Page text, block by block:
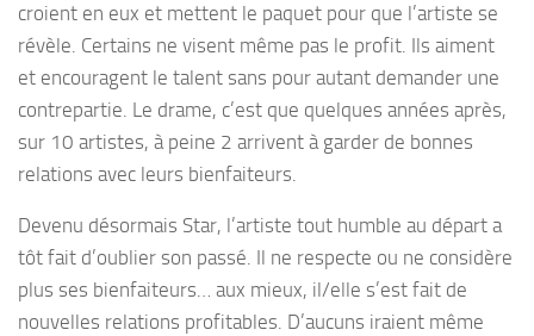
croient en eux et mettent le paquet pour que l’artiste se
révèle. Certains ne visent même pas le profit. Ils aiment
et encouragent le talent sans pour autant demander une
contrepartie. Le drame, c’est que quelques années après,
sur 10 artistes, à peine 2 arrivent à garder de bonnes
relations avec leurs bienfaiteurs.
Devenu désormais Star, l’artiste tout humble au départ a
tôt fait d’oublier son passé. Il ne respecte ou ne considère
plus ses bienfaiteurs… aux mieux, il/elle s’est fait de
nouvelles relations profitables. D’aucuns iraient même